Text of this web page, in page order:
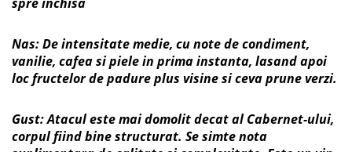
Nas: De intensitate medie, cu note de condiment,
vanilie, cafea si piele in prima instanta, lasand apoi
loc fructelor de padure plus visine si ceva prune verzi.
Gust: Atacul este mai domolit decat al Cabernet-ului,
corpul fiind bine structurat. Se simte nota